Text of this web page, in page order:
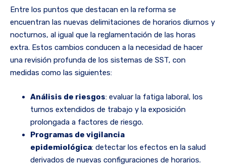
Entre los puntos que destacan en la reforma se
encuentran las nuevas delimitaciones de horarios diurnos y
nocturnos, al igual que la reglamentación de las horas
extra. Estos cambios conducen a la necesidad de hacer
una revisión profunda de los sistemas de SST, con
medidas como las siguientes:
Análisis de riesgos: evaluar la fatiga laboral, los
turnos extendidos de trabajo y la exposición
prolongada a factores de riesgo.
Programas de vigilancia
epidemiológica: detectar los efectos en la salud
derivados de nuevas configuraciones de horarios.